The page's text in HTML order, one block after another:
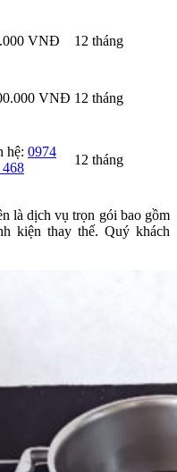
VNĐ 12 tháng
VNĐ 12 tháng
hệ: 0974
468
12 tháng
là dịch vụ trọn gói bao gồm
kiện thay thế. Quý khách